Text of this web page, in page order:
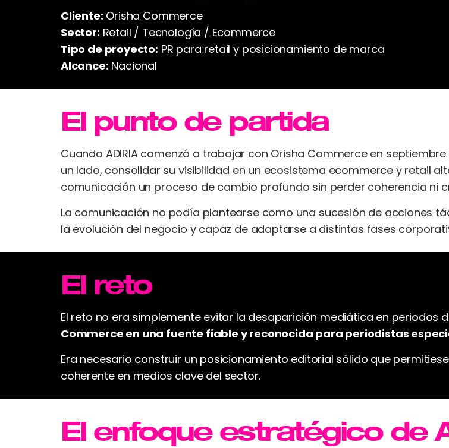
Cliente: Orisha Commerce
Sector: Retail / Tecnología / Ecommerce
Tipo de proyecto: PR para retail y posicionamiento de marca
Alcance: Nacional
El punto de partida
Cuando ADIRIA comenzó a trabajar con Orisha Commerce en
un lado, consolidar su visibilidad en un ecosistema ecommerce y retail
comunicación un proceso de cambio profundo sin perder coherencia ni
La comunicación no podía plantearse como una sucesión de acciones
la evolución del negocio y capaz de adaptarse a distintas fases
El reto
El reto no era simplemente evitar la desaparición mediática en periodos
Commerce en una fuente fiable y reconocida para periodistas
Era necesario construir un posicionamiento editorial sólido que
coherente en medios clave del sector.
El enfoque estratégico de